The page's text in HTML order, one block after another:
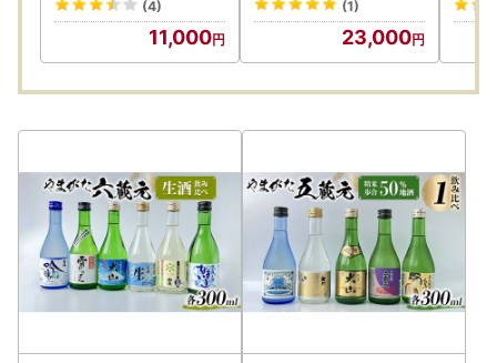
詳しくはヤマト運輸のホームページをご確認ください。
(4)
11,000
(1)
23,000
イー